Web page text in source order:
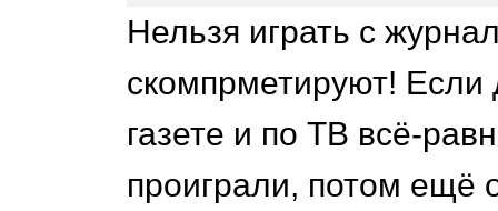
Нельзя играть с
скомпрметируют! Если
газете и по ТВ всё-
проиграли, потом ещё